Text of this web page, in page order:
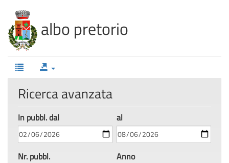
albo pretorio
Ricerca avanzata
In pubbl.dal al
Nr. pubbl. Anno